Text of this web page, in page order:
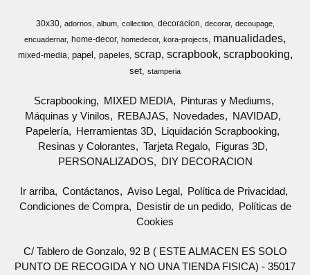
30x30 adornos album collection decoracion decorar
decoupage
encuadernar
home-decor homedecor kora-projects manualidades
mixed-media papel papeles scrap scrapbook scrapbooking
set stamperia
Scrapbooking MIXED MEDIA
Pinturas y Mediums
Máquinas y Vinilos
REBAJAS Novedades
NAVIDAD
Papelería
Herramientas 3D
Liquidación Scrapbooking
Resinas y Colorantes
Tarjeta Regalo
Figuras 3D
PERSONALIZADOS
DIY DECORACION
Ir arriba Contáctanos Aviso Legal
Política de Privacidad
Condiciones de Compra
Desistir de un pedido
Políticas de
Cookies
C/ Tablero de Gonzalo, 92 B ( ESTE ALMACEN ES SOLO
PUNTO DE RECOGIDA Y NO UNA TIENDA FISICA) - 35017